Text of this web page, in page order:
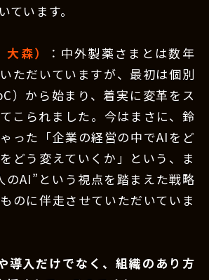
ています。
森）
：中外製薬さまとは数年
ただいていますが、最初は個別
）から始まり、着実に変革をス
こられました。今はまさに、鈴
った「企業の経営の中でAIをど
どう変えていくか」という、ま
のAI”という視点を踏まえた戦略
のに伴走させていただいていま
導入だけでなく、組織のあり方